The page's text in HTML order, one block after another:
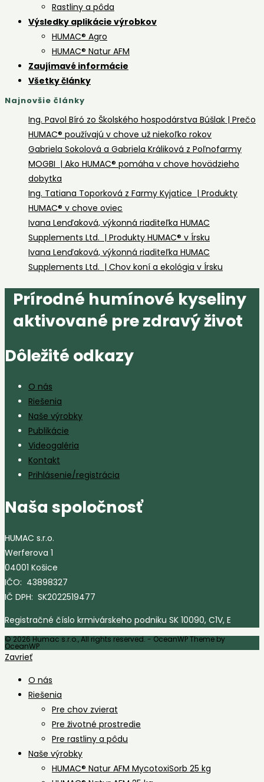
Rastliny a pôda
Výsledky aplikácie výrobkov
HUMAC® Agro
HUMAC® Natur AFM
Zaujímavé informácie
Všetky články
Najnovšie články
Ing. Pavol Bíró zo Školského hospodárstva Búšlak | Prečo
HUMAC® používajú v chove už niekoľko rokov
Gabriela Sokolová a Gabriela Králiková z Poľnofarmy
MOGBI | Ako HUMAC® pomáha v chove hovädzieho
dobytka
Ing. Tatiana Toporková z Farmy Kyjatice | Produkty
HUMAC® v chove oviec
Ivana Lenďaková, výkonná riaditeľka HUMAC
Supplements Ltd. | Produkty HUMAC® v Írsku
Ivana Lenďaková, výkonná riaditeľka HUMAC
Supplements Ltd. | Chov koní a ekológia v Írsku
Prírodné humínové kyseliny
aktivované pre zdravý život
Dôležité odkazy
O nás
Riešenia
Naše výrobky
Publikácie
Videogaléria
Kontakt
Prihlásenie/registrácia
Naša spoločnosť
HUMAC s.r.o.
Werferova 1
04001 Košice
IČO: 43898327
IČ DPH: SK2022519477
Registračné číslo krmivárskeho podniku SK 10090, C1V, E
© 2026 Humac s.r.o., All rights reserved. - OceanWP Theme by
OceanWP
Zavrieť
O nás
Riešenia
Pre chov zvierat
Pre životné prostredie
Pre rastliny a pôdu
Naše výrobky
HUMAC® Natur AFM MycotoxiSorb 25 kg